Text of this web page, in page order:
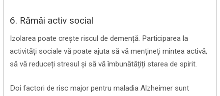
6. Rămâi activ social
Izolarea poate crește riscul de demență. Participarea la
activități sociale vă poate ajuta să vă mențineți mintea activă,
să vă reduceți stresul și să vă îmbunătățiți starea de spirit.
Doi factori de risc major pentru maladia Alzheimer sunt